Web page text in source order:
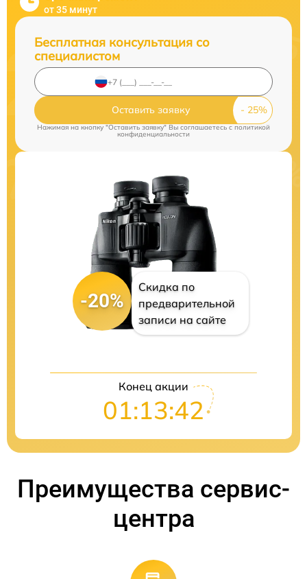
от 35 минут
Бесплатная консультация со
специалистом
Оставить заявку
Нажимая на кнопку "Оставить заявку" Вы соглашаетесь cполитикой
конфиденциальности
-20%
Скидка по
предварительной
записи на сайте
Конец акции
01:13:41
Преимущества сервис-
центра